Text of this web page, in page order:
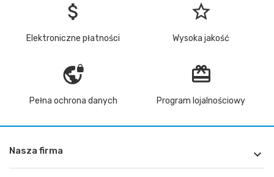
attach_money
Elektroniczne płatności
star_border
Wysoka jakość
vpn_lock
Pełna ochrona danych
redeem
Program lojalnościowy
Nasza firma 